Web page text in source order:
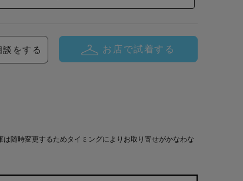
談をする お店で試着する
随時変更するためタイミングによりお取り寄せがかなわな